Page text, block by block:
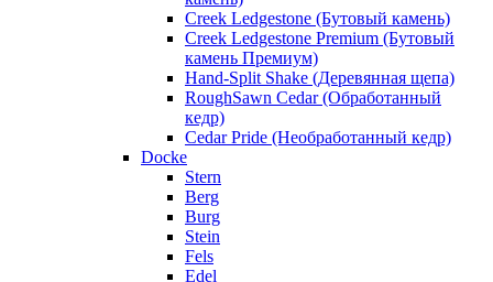
Creek Ledgestone (Бутовый камень)
Creek Ledgestone Premium (Бутовый
камень Премиум)
Hand-Split Shake (Деревянная щепа)
RoughSawn Cedar (Обработанный
кедр)
Cedar Pride (Необработанный кедр)
Docke
Stern
Berg
Burg
Stein
Fels
Edel